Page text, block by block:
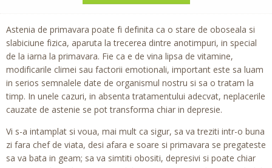
Astenia de primavara poate fi definita ca o stare de oboseala si
slabiciune fizica, aparuta la trecerea dintre anotimpuri, in special
de la iarna la primavara. Fie ca e de vina lipsa de vitamine,
modificarile climei sau factorii emotionali, important este sa luam
in serios semnalele date de organismul nostru si sa o tratam la
timp. In unele cazuri, in absenta tratamentului adecvat, neplacerile
cauzate de astenie se pot transforma chiar in depresie.
Vi s-a intamplat si voua, mai mult ca sigur, sa va treziti intr-o buna
zi fara chef de viata, desi afara e soare si primavara se pregateste
sa va bata in geam; sa va simtiti obositi, depresivi si poate chiar